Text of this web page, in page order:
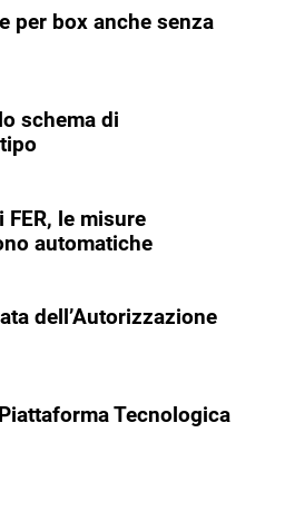
per box anche senza
schema di
le misure
automatiche
dell’Autorizzazione
Tecnologica